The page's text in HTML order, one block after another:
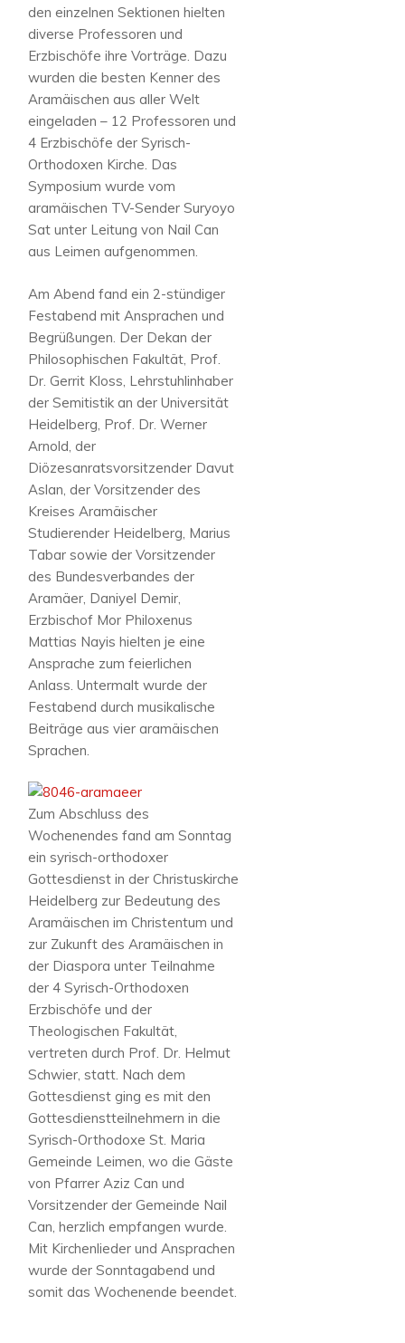
den einzelnen Sektionen hielten
diverse Professoren und
Erzbischöfe ihre Vorträge. Dazu
wurden die besten Kenner des
Aramäischen aus aller Welt
eingeladen – 12 Professoren und
4 Erzbischöfe der Syrisch-
Orthodoxen Kirche. Das
Symposium wurde vom
aramäischen TV-Sender Suryoyo
Sat unter Leitung von Nail Can
aus Leimen aufgenommen.
Am Abend fand ein 2-stündiger
Festabend mit Ansprachen und
Begrüßungen. Der Dekan der
Philosophischen Fakultät, Prof.
Dr. Gerrit Kloss, Lehrstuhlinhaber
der Semitistik an der Universität
Heidelberg, Prof. Dr. Werner
Arnold, der
Diözesanratsvorsitzender Davut
Aslan, der Vorsitzender des
Kreises Aramäischer
Studierender Heidelberg, Marius
Tabar sowie der Vorsitzender
des Bundesverbandes der
Aramäer, Daniyel Demir,
Erzbischof Mor Philoxenus
Mattias Nayis hielten je eine
Ansprache zum feierlichen
Anlass. Untermalt wurde der
Festabend durch musikalische
Beiträge aus vier aramäischen
Sprachen.
Zum Abschluss des
Wochenendes fand am Sonntag
ein syrisch-orthodoxer
Gottesdienst in der Christuskirche
Heidelberg zur Bedeutung des
Aramäischen im Christentum und
zur Zukunft des Aramäischen in
der Diaspora unter Teilnahme
der 4 Syrisch-Orthodoxen
Erzbischöfe und der
Theologischen Fakultät,
vertreten durch Prof. Dr. Helmut
Schwier, statt. Nach dem
Gottesdienst ging es mit den
Gottesdienstteilnehmern in die
Syrisch-Orthodoxe St. Maria
Gemeinde Leimen, wo die Gäste
von Pfarrer Aziz Can und
Vorsitzender der Gemeinde Nail
Can, herzlich empfangen wurde.
Mit Kirchenlieder und Ansprachen
wurde der Sonntagabend und
somit das Wochenende beendet.